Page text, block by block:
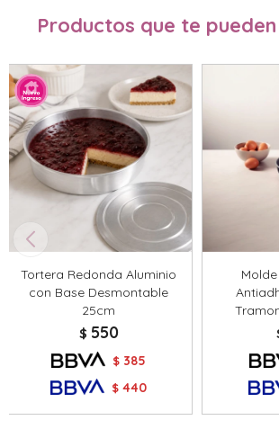
Productos que te
Tortera Redonda Aluminio
con Base Desmontable
25cm
$ 550
$ 385
$ 440